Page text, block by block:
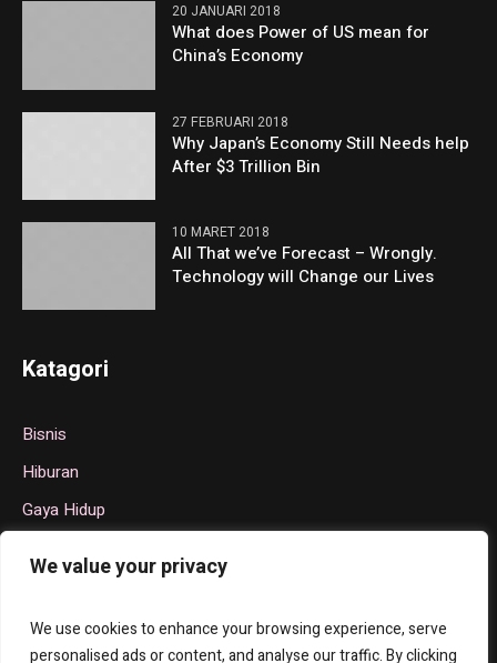
We value your privacy
We use cookies to enhance your browsing experience, serve
personalised ads or content, and analyse our traffic. By clicking
20 JANUARI 2018
What does Power of US mean for
China’s Economy
27 FEBRUARI 2018
Why Japan’s Economy Still Needs help
After $3 Trillion Bin
10 MARET 2018
All That we’ve Forecast – Wrongly.
Technology will Change our Lives
Katagori
Bisnis
Hiburan
Gaya Hidup
Olahraga